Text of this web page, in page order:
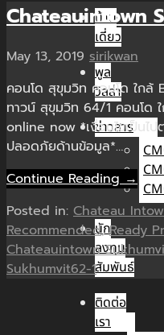
บ้าน
เดี่ยว
พูล
วิลล่า
ข่าวสาร
นัก
ลงทุน
สัมพันธ์
ติดต่อ
เรา
Chateauintown
May 13, 2019 sirikwan
คอนโด สุขุมวิท คอนโด ใก
ทาวน์ สุขุมวิท 64/1 คอนโด
online now *เงื่อนไขเป็นไ
ปลอดภัยด้านข้อมูล*…
Continue Reading →
Posted in: Chateau
Recommended,Ready
Chateauintown
Sukhumvit62-1